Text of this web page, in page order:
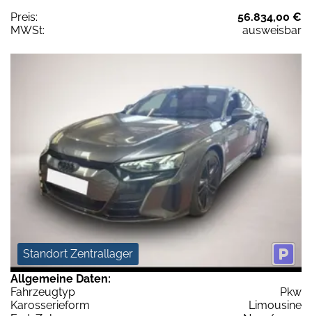
Preis:
56.834,00 €
MWSt:
ausweisbar
Standort Zentrallager
Allgemeine Daten:
Fahrzeugtyp
Pkw
Karosserieform
Limousine